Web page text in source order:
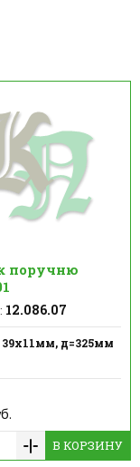
поручню
12.086.07
д=325мм
В КОРЗИНУ